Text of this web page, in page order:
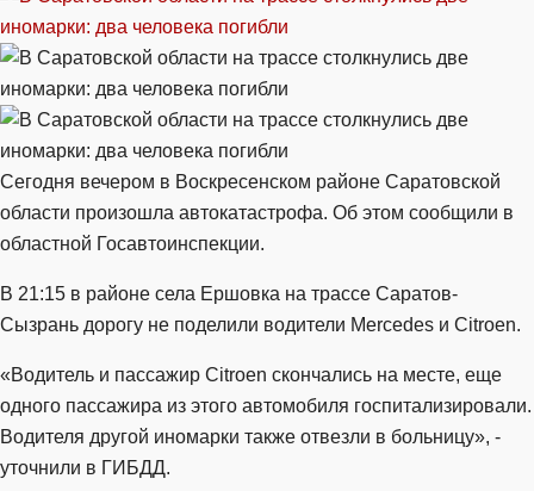
Сегодня вечером в Воскресенском районе Саратовской
области произошла автокатастрофа. Об этом сообщили в
областной Госавтоинспекции.
В 21:15 в районе села Ершовка на трассе Саратов-
Сызрань дорогу не поделили водители Mercedes и Citroen.
«Водитель и пассажир Citroen скончались на месте, еще
одного пассажира из этого автомобиля госпитализировали.
Водителя другой иномарки также отвезли в больницу», -
уточнили в ГИБДД.